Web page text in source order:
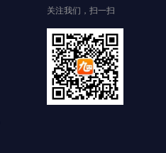
关注我们，扫一扫